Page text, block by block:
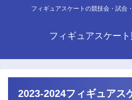
フィギュアスケートの競技会・試合
フィギュアスケー
2023-2024フィギュアス